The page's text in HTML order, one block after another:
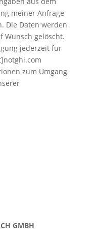
meiner Anfrage
Die Daten werden
Wunsch gelöscht.
jederzeit für
zum Umgang
GMBH